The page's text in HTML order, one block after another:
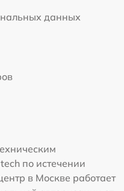
данных
по истечении
в Москве работает